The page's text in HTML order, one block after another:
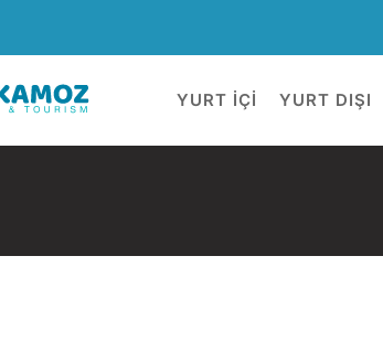
YURT İÇİ YURT DIŞI